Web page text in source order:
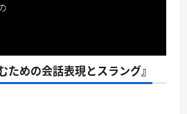
ための会話表現とスラング』